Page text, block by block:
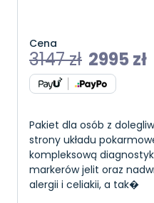
Cena
3147zł 2995 zł
Pakiet dla osób z
strony układu
kompleksową
markerów jelit oraz
alergii i celiakii, a tak�